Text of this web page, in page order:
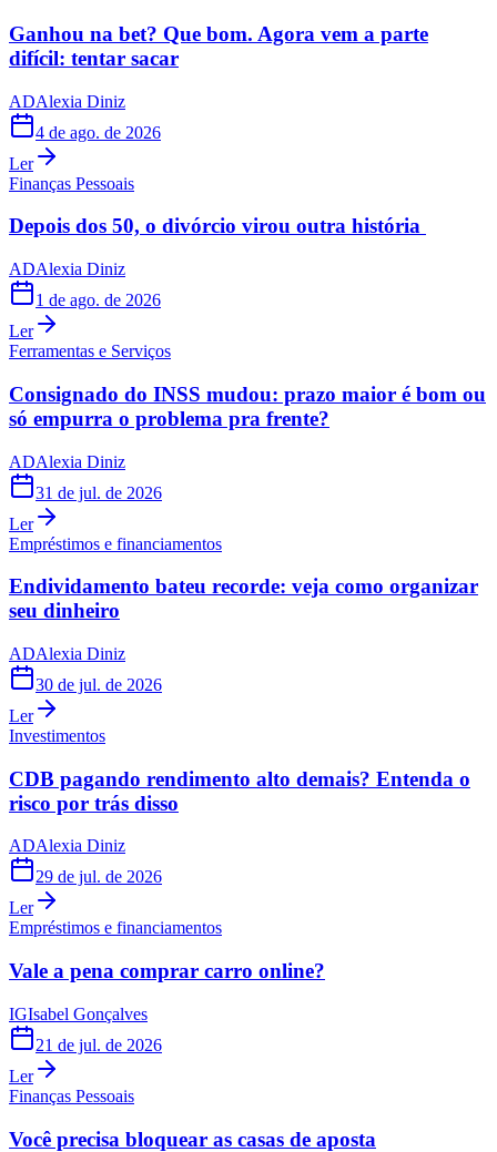
Ganhou na bet? Que bom. Agora vem a parte
difícil: tentar sacar
ADAlexia Diniz
4 de ago. de 2026
Ler
Finanças Pessoais
Depois dos 50, o divórcio virou outra história
ADAlexia Diniz
1 de ago. de 2026
Ler
Ferramentas e Serviços
Consignado do INSS mudou: prazo maior é bom ou
só empurra o problema pra frente?
ADAlexia Diniz
31 de jul. de 2026
Ler
Empréstimos e financiamentos
Endividamento bateu recorde: veja como organizar
seu dinheiro
ADAlexia Diniz
30 de jul. de 2026
Ler
Investimentos
CDB pagando rendimento alto demais? Entenda o
risco por trás disso
ADAlexia Diniz
29 de jul. de 2026
Ler
Empréstimos e financiamentos
Vale a pena comprar carro online?
IGIsabel Gonçalves
21 de jul. de 2026
Ler
Finanças Pessoais
Você precisa bloquear as casas de aposta